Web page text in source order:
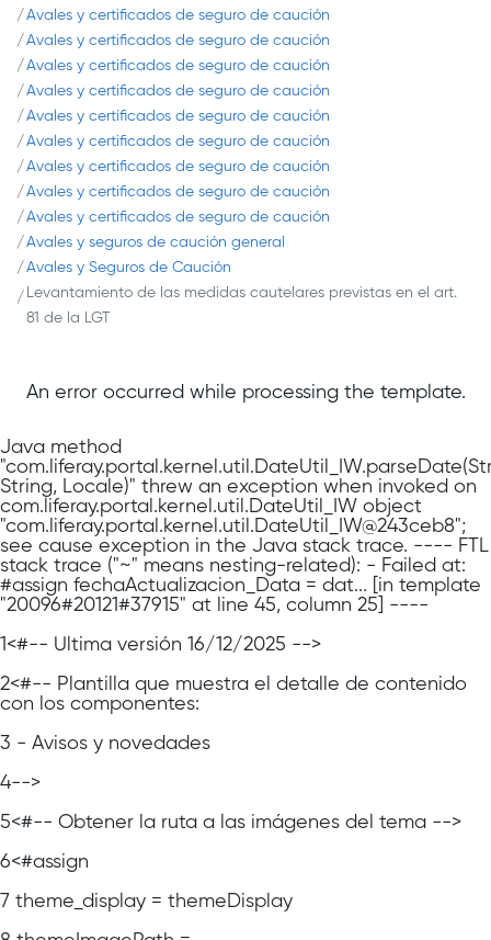
Avales y certificados de seguro de caución
Avales y certificados de seguro de caución
Avales y certificados de seguro de caución
Avales y certificados de seguro de caución
Avales y certificados de seguro de caución
Avales y certificados de seguro de caución
Avales y certificados de seguro de caución
Avales y certificados de seguro de caución
Avales y certificados de seguro de caución
Avales y seguros de caución general
Avales y Seguros de Caución
Levantamiento de las medidas cautelares previstas en el art.
81 de la LGT
An error occurred while processing the template.
Java method
String, Locale)" threw an exception when invoked on
com.liferay.portal.kernel.util.DateUtil_IW object
"com.liferay.portal.kernel.util.DateUtil_IW@243ceb8";
see cause exception in the Java stack trace. ---- FTL
stack trace ("~" means nesting-related): - Failed at:
#assign fechaActualizacion_Data = dat... [in template
"20096#20121#37915" at line 45, column 25] ----
1<#-- Última versión 16/12/2025 -->
2<#-- Plantilla que muestra el detalle de contenido
con los componentes:
3 - Avisos y novedades
4-->
5<#-- Obtener la ruta a las imágenes del tema -->
6<#assign
7 theme_display = themeDisplay